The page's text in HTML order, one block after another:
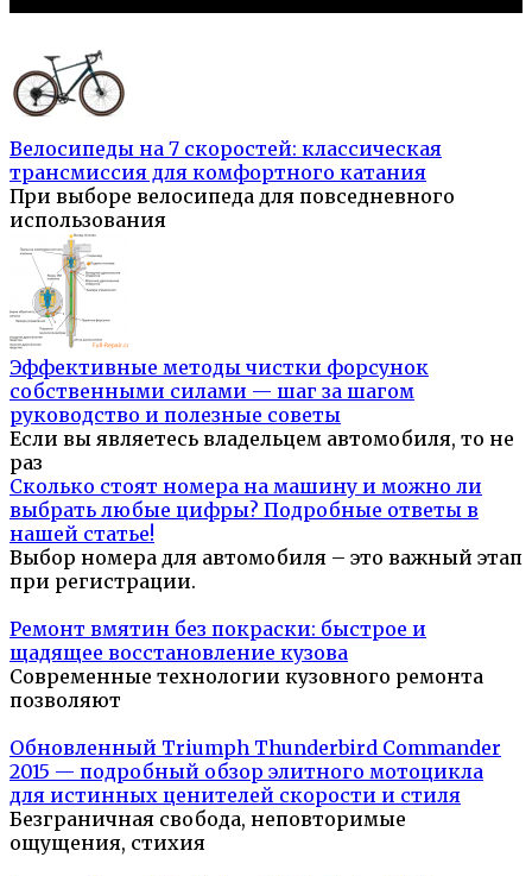
Велосипеды на 7 скоростей: классическая
трансмиссия для комфортного катания
При выборе велосипеда для повседневного
использования
Эффективные методы чистки форсунок
собственными силами — шаг за шагом
руководство и полезные советы
Если вы являетесь владельцем автомобиля, то не
раз
Сколько стоят номера на машину и можно ли
выбрать любые цифры? Подробные ответы в
нашей статье!
Выбор номера для автомобиля – это важный этап
при регистрации.
Ремонт вмятин без покраски: быстрое и
щадящее восстановление кузова
Современные технологии кузовного ремонта
позволяют
Обновленный Triumph Thunderbird Commander
2015 — подробный обзор элитного мотоцикла
для истинных ценителей скорости и стиля
Безграничная свобода, неповторимые
ощущения, стихия